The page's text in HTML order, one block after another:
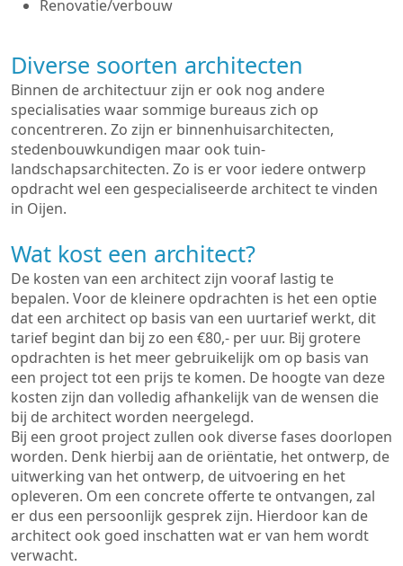
Renovatie/verbouw
Diverse soorten architecten
Binnen de architectuur zijn er ook nog andere
specialisaties waar sommige bureaus zich op
concentreren. Zo zijn er binnenhuisarchitecten,
stedenbouwkundigen maar ook tuin-
landschapsarchitecten. Zo is er voor iedere ontwerp
opdracht wel een gespecialiseerde architect te vinden
in Oijen.
Wat kost een architect?
De kosten van een architect zijn vooraf lastig te
bepalen. Voor de kleinere opdrachten is het een optie
dat een architect op basis van een uurtarief werkt, dit
tarief begint dan bij zo een €80,- per uur. Bij grotere
opdrachten is het meer gebruikelijk om op basis van
een project tot een prijs te komen. De hoogte van deze
kosten zijn dan volledig afhankelijk van de wensen die
bij de architect worden neergelegd.
Bij een groot project zullen ook diverse fases doorlopen
worden. Denk hierbij aan de oriëntatie, het ontwerp, de
uitwerking van het ontwerp, de uitvoering en het
opleveren. Om een concrete offerte te ontvangen, zal
er dus een persoonlijk gesprek zijn. Hierdoor kan de
architect ook goed inschatten wat er van hem wordt
verwacht.